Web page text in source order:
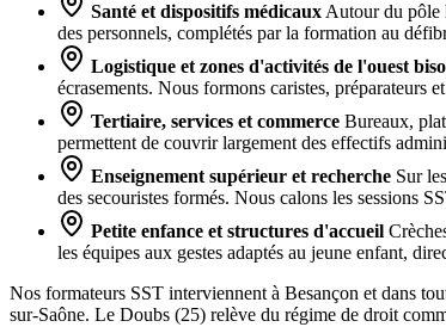
Santé et dispositifs médicauxAutour du pôle
des personnels, complétés par la formation au
Logistique et zones d'activités de l'ouest
écrasements. Nous formons caristes, préparateurs
Tertiaire, services et commerce Bureaux,
permettent de couvrir largement des effectifs
Enseignement supérieur et recherche Sur
des secouristes formés. Nous calons les sessions
Petite enfance et structures d'accueil
les équipes aux gestes adaptés au jeune enfant,
Nos formateurs SST interviennent à Besançon et dans
sur-Saône. Le Doubs (25) relève du régime de droit